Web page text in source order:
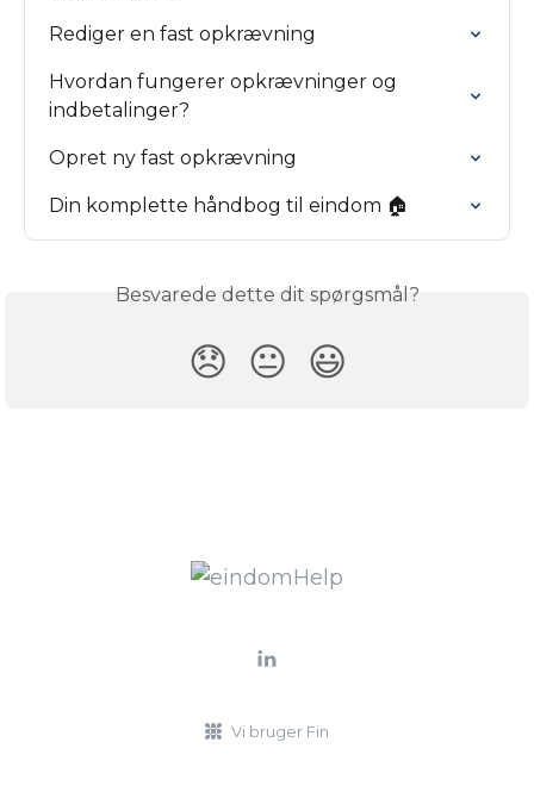
Rediger en fast opkrævning
Hvordan fungerer opkrævninger og
indbetalinger?
Opret ny fast opkrævning
Din komplette håndbog til eindom 🏠
Besvarede dette dit spørgsmål?
😞 😐 😃
Vi bruger Fin